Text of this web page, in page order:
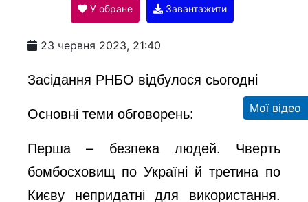
a
y
V
i
У обране Завантажити
23 червня 2023, 21:40
Засідання РНБО відбулося сьогодні
Основні теми обговорень:
Перша – безпека людей. Чверть
бомбосховищ по Україні й третина по
Києву непридатні для використання.
Мої відео